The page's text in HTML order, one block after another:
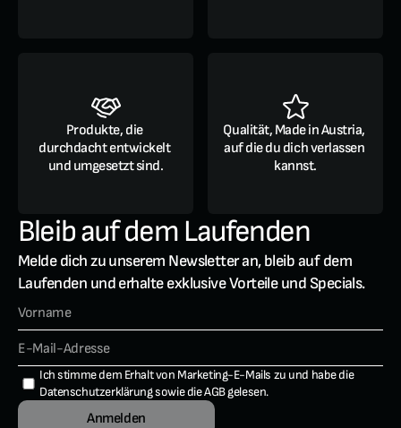
Produkte, die
durchdacht entwickelt
und umgesetzt sind.
Qualität, Made in Austria,
auf die du dich verlassen
kannst.
Bleib auf dem Laufenden
Melde dich zu unserem Newsletter an, bleib auf dem
Laufenden und erhalte exklusive Vorteile und Specials.
Ich stimme dem Erhalt von Marketing-E-Mails zu und habe die
Datenschutzerklärung sowie die AGB gelesen.
Anmelden